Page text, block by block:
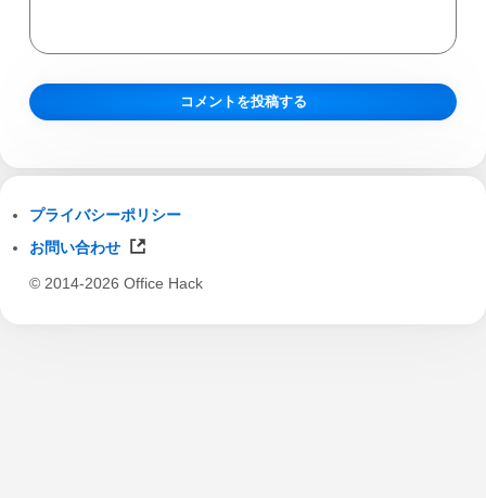
プライバシーポリシー
お問い合わせ
© 2014-2026 Office Hack